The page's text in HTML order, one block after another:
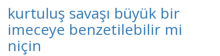
kurtuluş savaşı büyük bir
imeceye benzetilebilir mi
niçin